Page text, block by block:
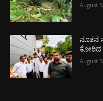
August
ನೂತನ
ಕೋರಿದ
August